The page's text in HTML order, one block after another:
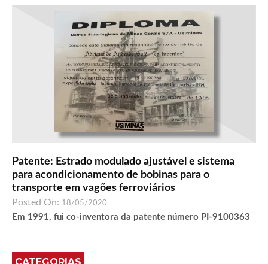
Patente: Estrado modulado ajustável e sistema
para acondicionamento de bobinas para o
transporte em vagões ferroviários
Posted On: 18/05/2020
Em 1991, fui co-inventora da patente número PI-9100363
CATEGORIAS